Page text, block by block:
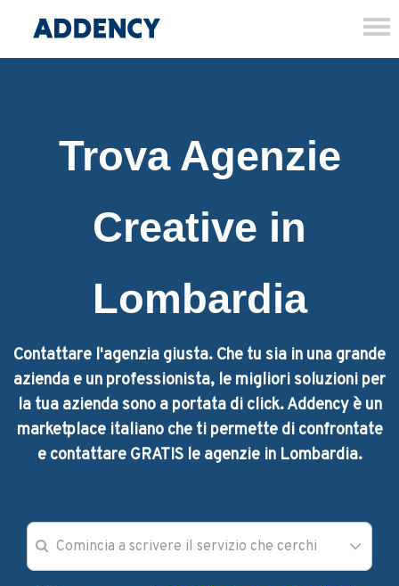
Trova Agenzie
Creative in
Lombardia
Contattare l'agenzia giusta. Che tu sia in una grande
azienda e un professionista, le migliori soluzioni per
la tua azienda sono a portata di click. Addency è un
marketplace italiano che ti permette di confrontate
e contattare GRATIS le agenzie in Lombardia.